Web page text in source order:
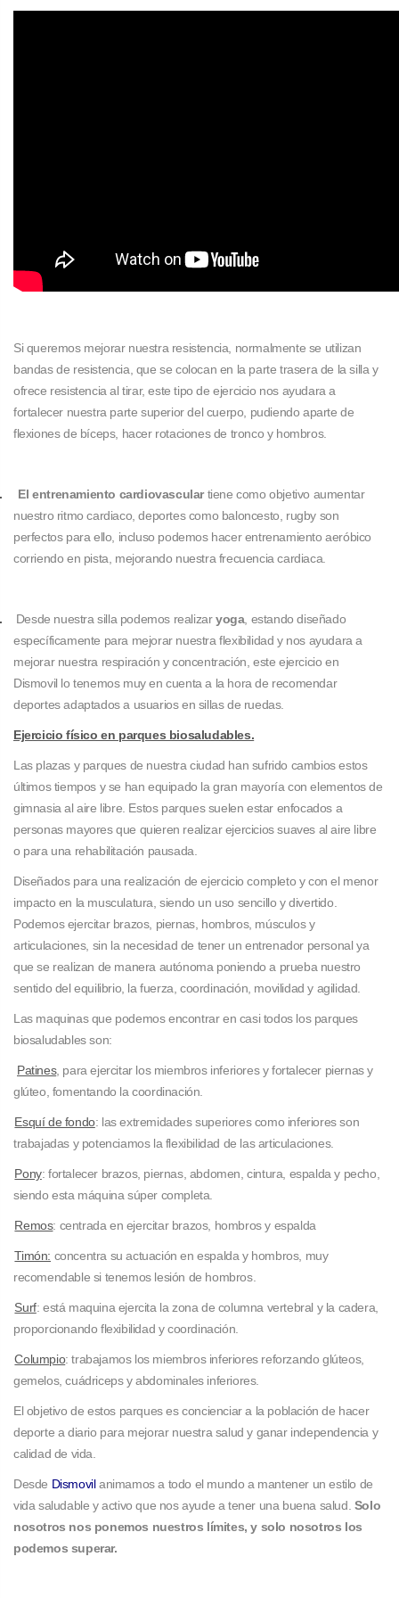
Si queremos mejorar nuestra resistencia, normalmente se utilizan
bandas de resistencia, que se colocan en la parte trasera de la silla y
ofrece resistencia al tirar, este tipo de ejercicio nos ayudara a
fortalecer nuestra parte superior del cuerpo, pudiendo aparte de
flexiones de bíceps, hacer rotaciones de tronco y hombros.
El entrenamiento cardiovasculartiene como objetivo aumentar
nuestro ritmo cardiaco, deportes como baloncesto, rugby son
perfectos para ello, incluso podemos hacer entrenamiento aeróbico
corriendo en pista, mejorando nuestra frecuencia cardiaca.
Desde nuestra silla podemos realizaryoga, estando diseñado
específicamente para mejorar nuestra flexibilidad y nos ayudara a
mejorar nuestra respiración y concentración, este ejercicio en
Dismovil lo tenemos muy en cuenta a la hora de recomendar
deportes adaptados a usuarios en sillas de ruedas.
Ejercicio físico en parques biosaludables.
Las plazas y parques de nuestra ciudad han sufrido cambios estos
últimos tiempos y se han equipado la gran mayoría con elementos de
gimnasia al aire libre. Estos parques suelen estar enfocados a
personas mayores que quieren realizar ejercicios suaves al aire libre
o para una rehabilitación pausada.
Diseñados para una realización de ejercicio completo y con el menor
impacto en la musculatura, siendo un uso sencillo y divertido.
Podemos ejercitar brazos, piernas, hombros, músculos y
articulaciones, sin la necesidad de tener un entrenador personal ya
que se realizan de manera autónoma poniendo a prueba nuestro
sentido del equilibrio, la fuerza, coordinación, movilidad y agilidad.
Las maquinas que podemos encontrar en casi todos los parques
biosaludables son:
Patines, para ejercitar los miembros inferiores y fortalecer piernas y
glúteo, fomentando la coordinación.
Esquí de fondo: las extremidades superiores como inferiores son
trabajadas y potenciamos la flexibilidad de las articulaciones.
Pony: fortalecer brazos, piernas, abdomen, cintura, espalda y pecho,
siendo esta máquina súper completa.
Remos: centrada en ejercitar brazos, hombros y espalda
Timón: concentra su actuación en espalda y hombros, muy
recomendable si tenemos lesión de hombros.
Surf: está maquina ejercita la zona de columna vertebral y la cadera,
proporcionando flexibilidad y coordinación.
Columpio: trabajamos los miembros inferiores reforzando glúteos,
gemelos, cuádriceps y abdominales inferiores.
El objetivo de estos parques es concienciar a la población de hacer
deporte a diario para mejorar nuestra salud y ganar independencia y
calidad de vida.
Desde Dismovilanimamos a todo el mundo a mantener un estilo de
vida saludable y activo que nos ayude a tener una buena salud. Solo
nosotros nos ponemos nuestros límites, y solo nosotros los
podemos superar.